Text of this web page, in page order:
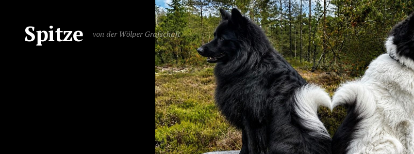
Spitze von der Wölper Grafschaft